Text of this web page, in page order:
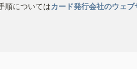
順についてはカード発行会社のウェブ